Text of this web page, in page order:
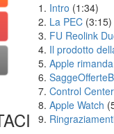
Intro (1:34)
La PEC (3:15)
FU Reolink
Il prodotto
Apple
Control Center
Apple Watch